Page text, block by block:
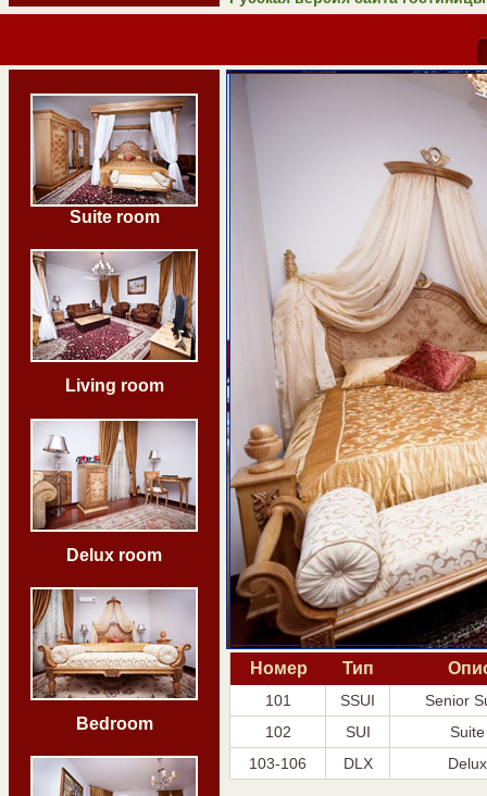
Suite room
Living room
Delux room
Bedroom
Номер Тип
101 SSUI
Senior
102
SUI
103-106
DLX